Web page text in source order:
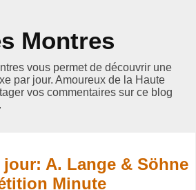
Montres
vous permet de découvrir une
par jour. Amoureux de la Haute
vos commentaires sur ce blog
A. Lange & Söhne
Minute